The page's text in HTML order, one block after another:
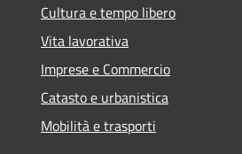
Cultura e tempo libero
Vita lavorativa
Imprese e Commercio
Catasto e urbanistica
Mobilità e trasporti